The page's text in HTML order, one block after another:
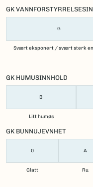
GK
G
Svært eksponert / svært sterk
GK HUMUSINNHOLD
B
Litt humøs
GK BUNNUJEVNHET
0
Glatt
A
Ru